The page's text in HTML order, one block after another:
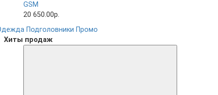
GSM
20 650.00р.
Подголовники Промо
Хиты продаж